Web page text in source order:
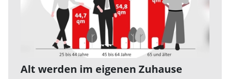
Alt werden im eigenen Zuhause